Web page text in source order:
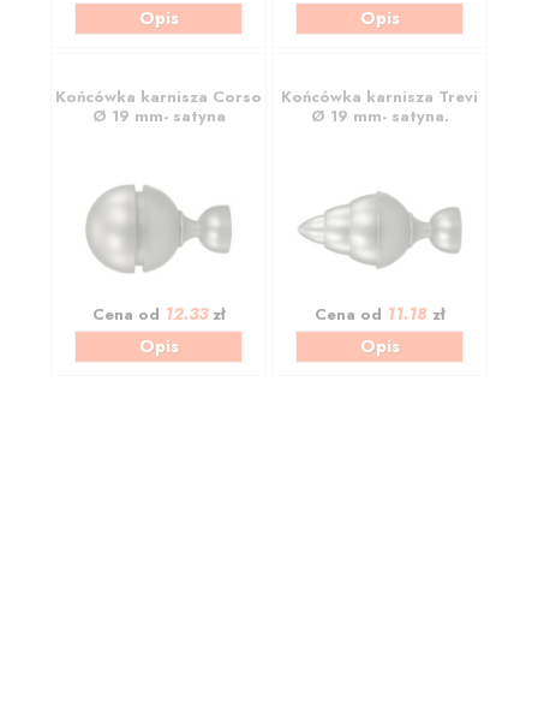
Opis Opis
Końcówka karnisza Corso
Ø 19 mm- satyna
Cena od 12.33zł
Opis
Końcówka karnisza Trevi
Ø 19 mm- satyna.
Cena od 11.18zł
Opis